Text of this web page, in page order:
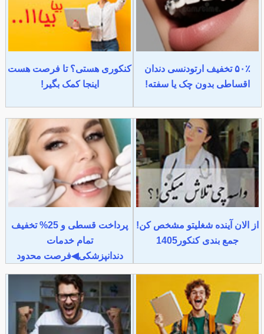
۵۰٪ تخفیف ارتودنسی دندان
اقساطی بدون چک یا سفته!
کنکوری هستی؟ تا فرصت هست
اینجا کمک بگیر!
از الان آینده شغلیتو مشخص کن!
جمع بندی کنکور1405
پرداخت قسطی و 25% تخفیف
تمام خدمات
دندانپزشکی◀فرصت محدود